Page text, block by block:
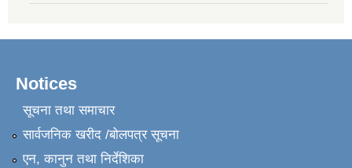
Notices
सूचना तथा समाचार
सार्वजनिक खरीद /बोलपत्र सूचना
एन, कानुन तथा निर्देशिका